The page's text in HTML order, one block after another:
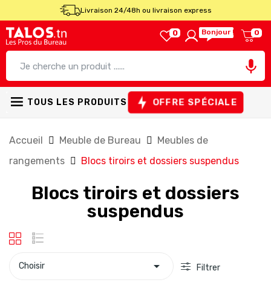
Livraison 24/48h ou livraison express
0 Bonjour ! 0

TOUS LES PRODUITS OFFRE SPÉCIALE
Accueil Meuble de Bureau
Meubles de
rangements
Blocs tiroirs et dossiers suspendus
Blocs tiroirs et dossiers
suspendus
Choisir  Filtrer